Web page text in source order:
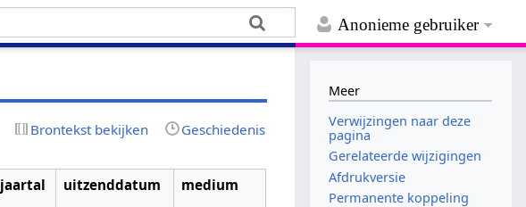
Anonieme gebruiker
Brontekst bekijken Geschiedenis
jaartal uitzenddatum medium
Meer
Verwijzingen naar deze
pagina
Gerelateerde wijzigingen
Afdrukversie
Permanente koppeling